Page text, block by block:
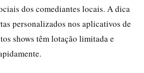
dos comediantes locais. A dica
personalizados nos aplicativos de
shows têm lotação limitada e